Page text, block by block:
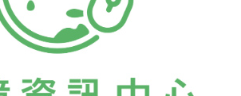
2025年實現非核家園。